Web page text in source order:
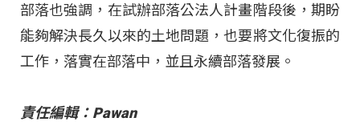
部落也強調，在試辦部落公法人計畫階段後，期盼
能夠解決長久以來的土地問題，也要將文化復振的
工作，落實在部落中，並且永續部落發展。
責任編輯：Pawan